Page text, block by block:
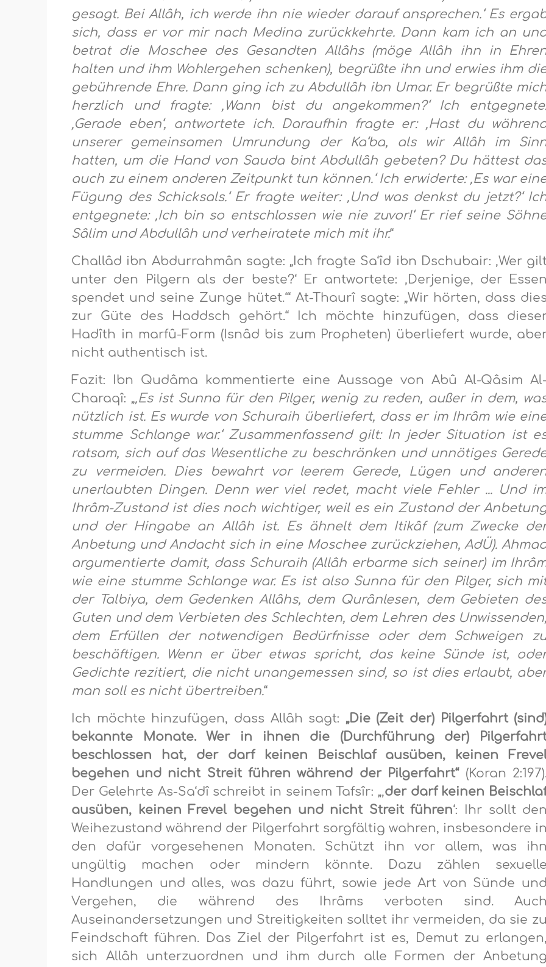
gesagt. Bei Allâh, ich werde ihn nie wieder darauf ansprechen.‘ Es
sich, dass er vor mir nach Medina zurückkehrte. Dann kam ich an
betrat die Moschee des Gesandten Allâhs (möge Allâh ihn in
halten und ihm Wohlergehen schenken), begrüßte ihn und erwies ihm
gebührende Ehre. Dann ging ich zu Abdullâh ibn Umar. Er begrüßte
herzlich und fragte: ‚Wann bist du angekommen?‘ Ich
‚Gerade eben‘, antwortete ich. Daraufhin fragte er: ‚Hast du
unserer gemeinsamen Umrundung der Ka‘ba, als wir Allâh im
hatten, um die Hand von Sauda bint Abdullâh gebeten? Du hättest
auch zu einem anderen Zeitpunkt tun können.‘ Ich erwiderte: ‚Es war
Fügung des Schicksals.‘ Er fragte weiter: ‚Und was denkst du jetzt?‘
entgegnete: ‚Ich bin so entschlossen wie nie zuvor!‘ Er rief seine
Sâlim und Abdullâh und verheiratete mich mit ihr.“
Challâd ibn Abdurrahmân sagte: „Ich fragte Sa‘îd ibn Dschubair: ‚Wer
unter den Pilgern als der beste?‘ Er antwortete: ‚Derjenige, der Essen
spendet und seine Zunge hütet.‘“ At-Thaurî sagte: „Wir hörten, dass dies
zur Güte des Haddsch gehört.“ Ich möchte hinzufügen, dass
Hadîth in marfû-Form (Isnâd bis zum Propheten) überliefert wurde,
nicht authentisch ist.
Fazit: Ibn Qudâma kommentierte eine Aussage von Abû Al-Qâsim Al-
Charaqî: „‚Es ist Sunna für den Pilger, wenig zu reden, außer in dem,
nützlich ist. Es wurde von Schuraih überliefert, dass er im Ihrâm wie
stumme Schlange war.‘ Zusammenfassend gilt: In jeder Situation ist
ratsam, sich auf das Wesentliche zu beschränken und unnötiges
zu vermeiden. Dies bewahrt vor leerem Gerede, Lügen und
unerlaubten Dingen. Denn wer viel redet, macht viele Fehler ... Und
Ihrâm-Zustand ist dies noch wichtiger, weil es ein Zustand der
und der Hingabe an Allâh ist. Es ähnelt dem Itikâf (zum Zwecke
Anbetung und Andacht sich in eine Moschee zurückziehen, AdÜ).
argumentierte damit, dass Schuraih (Allâh erbarme sich seiner) im
wie eine stumme Schlange war. Es ist also Sunna für den Pilger, sich
der Talbiya, dem Gedenken Allâhs, dem Qurânlesen, dem Gebieten
Guten und dem Verbieten des Schlechten, dem Lehren des Unwissenden,
dem Erfüllen der notwendigen Bedürfnisse oder dem Schweigen
beschäftigen. Wenn er über etwas spricht, das keine Sünde ist,
Gedichte rezitiert, die nicht unangemessen sind, so ist dies erlaubt,
man soll es nicht übertreiben.“
Ich möchte hinzufügen, dass Allâh sagt: „Die (Zeit der) Pilgerfahrt
bekannte Monate. Wer in ihnen die (Durchführung der)
beschlossen hat, der darf keinen Beischlaf ausüben, keinen
begehen und nicht Streit führen während der Pilgerfahrt“(Koran
Der Gelehrte As-Sa‘dî schreibt in seinem Tafsîr: „‚der darf keinen
ausüben, keinen Frevel begehen und nicht Streit führen‘: Ihr sollt den
Weihezustand während der Pilgerfahrt sorgfältig wahren, insbesondere in
den dafür vorgesehenen Monaten. Schützt ihn vor allem, was ihn
ungültig machen oder mindern könnte. Dazu zählen sexuelle
Handlungen und alles, was dazu führt, sowie jede Art von Sünde und
Vergehen, die während des Ihrâms verboten sind. Auch
Auseinandersetzungen und Streitigkeiten solltet ihr vermeiden, da sie zu
Feindschaft führen. Das Ziel der Pilgerfahrt ist es, Demut zu erlangen,
sich Allâh unterzuordnen und ihm durch alle Formen der Anbetung